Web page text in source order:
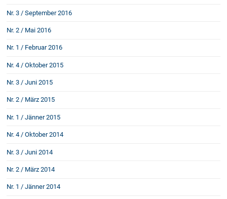
Fachliteratur
FAQ
Familie
und Übergabeverträgen
Check dein Recht/Erbrecht
Grundstückkauf
Nr. 3 / September 2016
Nr. 2 / Mai 2016
Nr. 1 / Februar 2016
Nr. 4 / Oktober 2015
Nr. 3 / Juni 2015
Nr. 2 / März 2015
Nr. 1 / Jänner 2015
Nr. 4 / Oktober 2014
Nr. 3 / Juni 2014
Nr. 2 / März 2014
Nr. 1 / Jänner 2014